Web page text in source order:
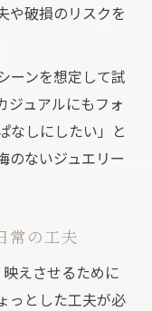
や破損のリスクを
ーンを想定して試
ジュアルにもフォ
なしにしたい」と
のないジュエリー
常の工夫
えさせるために
っとした工夫が必